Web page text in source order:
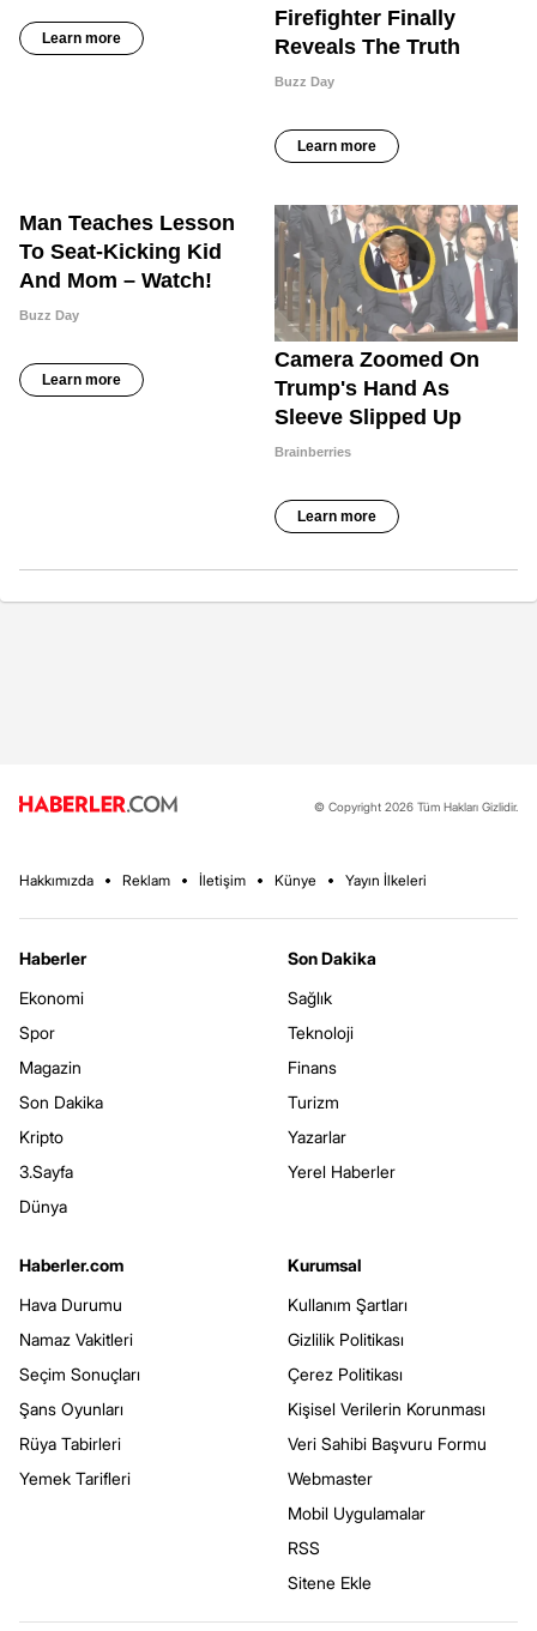
© Copyright 2026 Tüm Hakları Gizlidir.
Hakkımızda Reklam İletişim Künye Yayın İlkeleri
Haberler
Ekonomi
Spor
Magazin
Son Dakika
Kripto
3.Sayfa
Dünya
Son Dakika
Sağlık
Teknoloji
Finans
Turizm
Yazarlar
Yerel Haberler
Haberler.com
Hava Durumu
Namaz Vakitleri
Seçim Sonuçları
Şans Oyunları
Rüya Tabirleri
Yemek Tarifleri
Kurumsal
Kullanım Şartları
Gizlilik Politikası
Çerez Politikası
Kişisel Verilerin Korunması
Veri Sahibi Başvuru Formu
Webmaster
Mobil Uygulamalar
RSS
Sitene Ekle